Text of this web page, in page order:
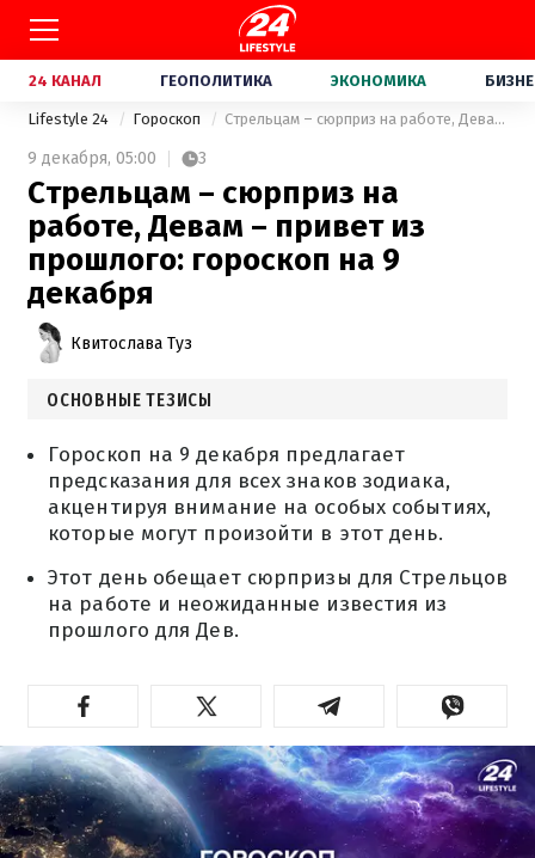
24 КАНАЛ ГЕОПОЛИТИКА ЭКОНОМИКА
Lifestyle 24 Гороскоп Стрельцам – сюрприз на работе, Девам – привет из прошлого: гороскоп на 9 декабря
9 декабря, 05:00 3
Стрельцам – сюрприз на
работе, Девам – привет из
прошлого: гороскоп на 9
декабря
Квитослава Туз
ОСНОВНЫЕ ТЕЗИСЫ
Гороскоп на 9 декабря предлагает
предсказания для всех знаков зодиака,
акцентируя внимание на особых событиях,
которые могут произойти в этот день.
Этот день обещает сюрпризы для Стрельцов
на работе и неожиданные известия из
прошлого для Дев.